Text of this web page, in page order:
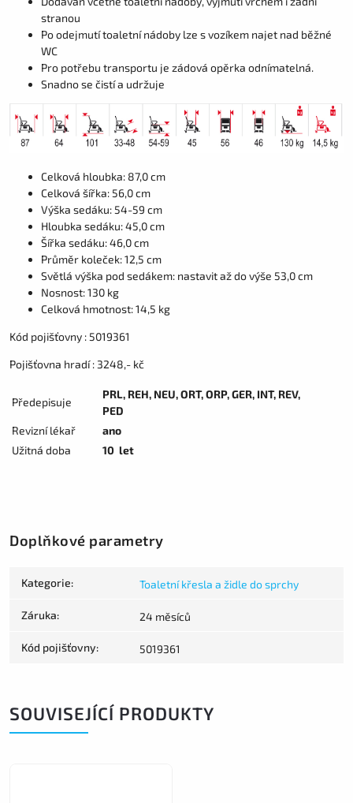
stranou
Po odejmutí toaletní nádoby lze s vozíkem najet nad běžné
WC
Pro potřebu transportu je zádová opěrka odnímatelná.
Snadno se čistí a udržuje
Celková hloubka: 87,0 cm
Celková šířka: 56,0 cm
Výška sedáku: 54-59 cm
Hloubka sedáku: 45,0 cm
Šířka sedáku: 46,0 cm
Průměr koleček: 12,5 cm
Světlá výška pod sedákem: nastavit až do výše 53,0 cm
Nosnost: 130 kg
Celková hmotnost: 14,5 kg
Kód pojišťovny : 5019361
Pojišťovna hradí : 3248,- kč
Předepisuje
PRL, REH, NEU, ORT, ORP, GER, INT, REV,
PED
Revizní lékař
ano
Užitná doba
10 let
Doplňkové parametry
Kategorie: Toaletní křesla a židle do sprchy
Záruka: 24 měsíců
Kód pojišťovny: 5019361
SOUVISEJÍCÍ PRODUKTY